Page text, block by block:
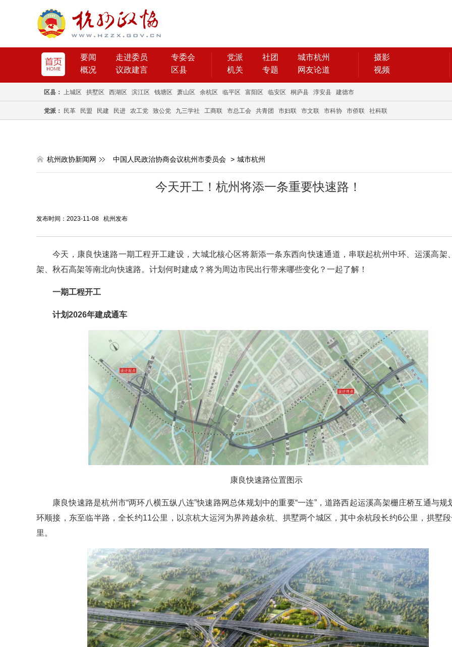
要闻 走进委员
专委会
概况
议政建言 区县
党派 社团
城市杭州
机关
专题 网友论道
摄影
视频
区县： 上城区 拱墅区 西湖区 滨江区 钱塘区 萧山区 余杭区 临平区 富阳区 临安区 桐庐县 淳安县 建德市
党派： 民革 民盟 民建 民进 农工党 致公党 九三学社 工商联 市总工会 共青团 市妇联 市文联 市科协 市侨联 社科联
杭州政协新闻网 中国人民政治协商会议杭州市委员会 > 城市杭州
今天开工！杭州将添一条重要快速路！
发布时间：2023-11-08 杭州发布
今天，康良快速路一期工程开工建设，大城北核心区将新添一条东西向快速通道，串联起杭州中环、运溪高架
架、秋石高架等南北向快速路。计划何时建成？将为周边市民出行带来哪些变化？一起了解！
一期工程开工
计划2026年建成通车
康良快速路位置图示
康良快速路是杭州市“两环八横五纵八连”快速路网总体规划中的重要“一连”，道路西起运溪高架栅庄桥互通与规
环顺接，东至临半路，全长约11公里，以京杭大运河为界跨越余杭、拱墅两个城区，其中余杭段长约6公里，拱墅
里。